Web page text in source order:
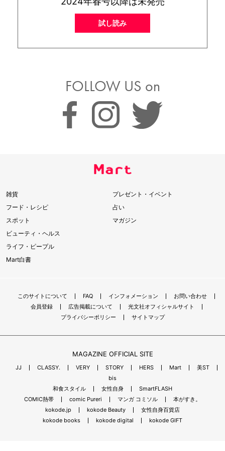
試し読み
FOLLOW US on
雑貨
フード・レシピ
スポット
ビューティ・ヘルス
ライフ・ピープル
Mart白書
プレゼント・イベント
占い
マガジン
このサイトについて FAQ インフォメーション
お問い合わせ
会員登録
広告掲載について
光文社オフィシャルサイト
プライバシーポリシー
サイトマップ
MAGAZINE OFFICIAL SITE
JJ CLASSY. VERY STORY HERS Mart
美ST
bis
和食スタイル
女性自身
SmartFLASH
COMIC熱帯
comic Pureri マンガ コミソル
本がすき。
kokode.jp
kokode Beauty
女性自身百貨店
kokode books
kokode digital kokode GIFT